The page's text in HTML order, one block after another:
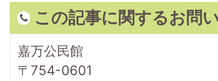
この記事に関するお問
嘉万公民館
〒754-0601